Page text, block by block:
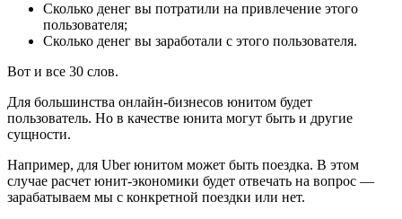
Сколько денег вы потратили на привлечение этого
пользователя;
Сколько денег вы заработали с этого пользователя.
Вот и все 30 слов.
Для большинства онлайн-бизнесов юнитом будет
пользователь. Но в качестве юнита могут быть и другие
сущности.
Например, для Uber юнитом может быть поездка. В этом
случае расчет юнит-экономики будет отвечать на вопрос —
зарабатываем мы с конкретной поездки или нет.